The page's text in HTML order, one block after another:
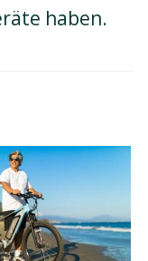
haben.